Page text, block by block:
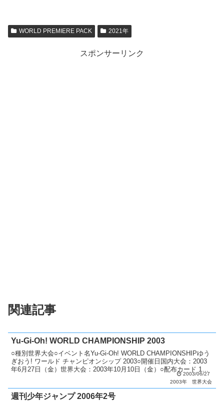
WORLD PREMIERE PACK 2021年
スポンサーリンク
関連記事
Yu-Gi-Oh! WORLD CHAMPIONSHIP 2003
○種別世界大会○イベント名Yu-Gi-Oh! WORLD CHAMPIONSHIPゆう
ぎおう! ワールド チャンピオンシップ 2003○開催日国内大会：2003
年6月27日（金）世界大会：2003年10月10日（金）○配布カード 1
2003/06/27
2003年
世界大会
週刊少年ジャンプ 2006年2号